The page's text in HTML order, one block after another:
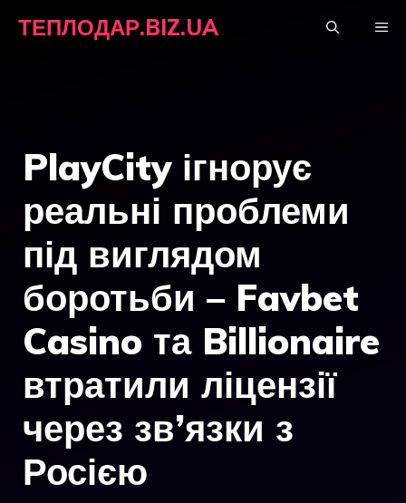
ТЕПЛОДАР.BIZ.UA
PlayCity ігнорує
реальні проблеми
під виглядом
боротьби – Favbet
Casino та Billionaire
втратили ліцензії
через зв’язки з
Росією